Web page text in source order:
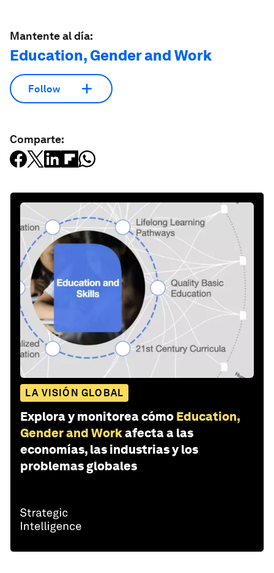
Mantente al día:
Education, Gender and Work
Follow
Comparte:
LA VISIÓN GLOBAL
Explora y monitorea cómo Education,
Gender and Workafecta a las
economías, las industrias y los
problemas globales